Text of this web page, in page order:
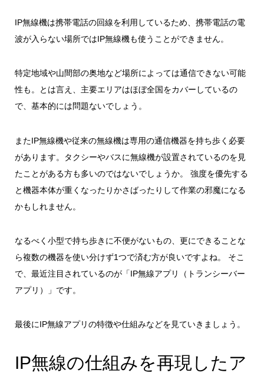
IP無線機は携帯電話の回線を利用しているため、携帯電話の電
波が入らない場所ではIP無線機も使うことができません。
特定地域や山間部の奥地など場所によっては通信できない可能
性も。とは言え、主要エリアはほぼ全国をカバーしているの
で、基本的には問題ないでしょう。
またIP無線機や従来の無線機は専用の通信機器を持ち歩く必要
があります。タクシーやバスに無線機が設置されているのを見
たことがある方も多いのではないでしょうか。 強度を優先する
と機器本体が重くなったりかさばったりして作業の邪魔になる
かもしれません。
なるべく小型で持ち歩きに不便がないもの、更にできることな
ら複数の機器を使い分けず1つで済む方が良いですよね。 そこ
で、最近注目されているのが「IP無線アプリ（トランシーバー
アプリ）」 です。
最後にIP無線アプリの特徴や仕組みなどを見ていきましょう。
IP無線の仕組みを再現したア